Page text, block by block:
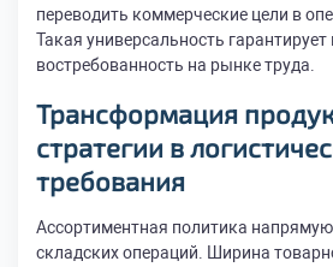
переводить коммерческие цели в
Такая универсальность
востребованность на рынке труда.
Трансформация
стратегии в
требования
Ассортиментная политика
складских операций. Ширина